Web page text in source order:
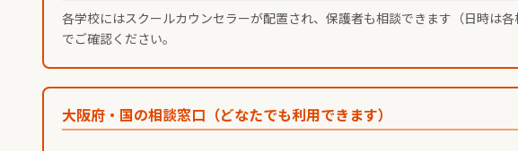
各学校にはスクールカウンセラーが配置され、保護者も相談できます（日時は
でご確認ください。
大阪府・国の相談窓口（どなたでも利用できます）